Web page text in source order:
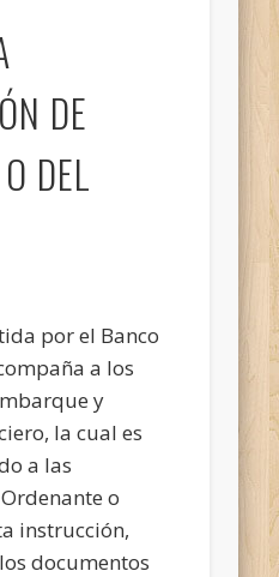
DE
DEL
por el Banco
a los
y
la cual es
a las
o
instrucción,
documentos